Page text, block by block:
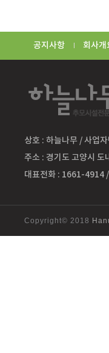
공지사항 회사개
상호 : 하늘나무 / 사업
주소 : 경기도 고양시
대표전화 : 1661-4914
Copyright© 2018